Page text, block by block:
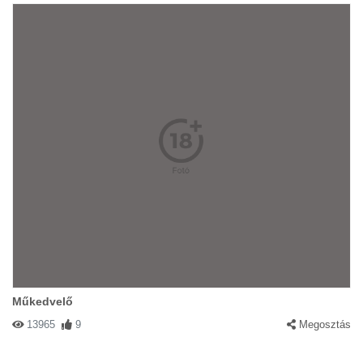
Műkedvelő
13965 9 Megosztás